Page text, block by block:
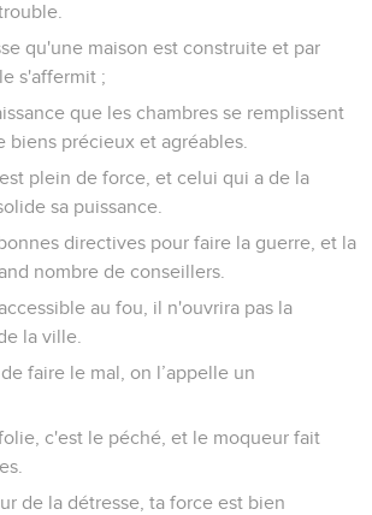
qu'une maison est construite et par
s'affermit ;
que les chambres se remplissent
biens précieux et agréables.
plein de force, et celui qui a de la
sa puissance.
directives pour faire la guerre, et la
nombre de conseillers.
au fou, il n'ouvrira pas la
la ville.
faire le mal, on l’appelle un
c'est le péché, et le moqueur fait
de la détresse, ta force est bien